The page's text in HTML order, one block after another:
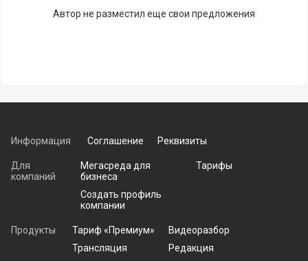
Автор не разместил еще свои предложения
Информация Соглашение Реквизиты
Для
компаний
Мегасреда для
бизнеса
Тарифы
Создать профиль
компании
Продукты Тариф «Премиум»
Видеоразбор
Трансляция
Редакция